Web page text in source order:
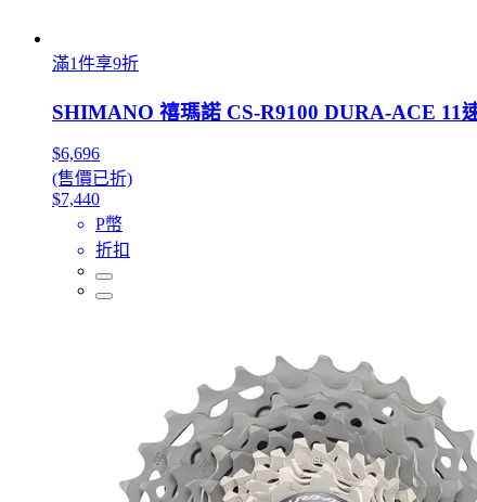
滿1件享9折
SHIMANO 禧瑪諾 CS-R9100 DURA-ACE 11
$6,696
(售價已折)
$7,440
P幣
折扣